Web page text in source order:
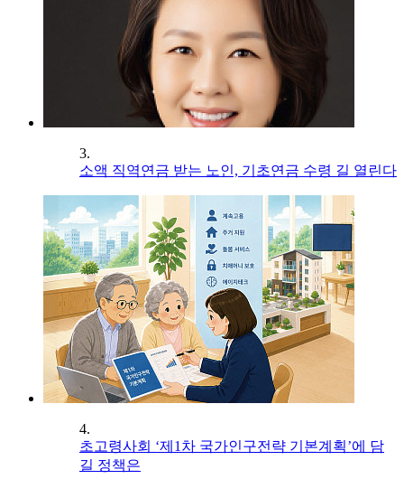
3.
소액 직역연금 받는 노인, 기초연금 수령 길 열린다
4.
초고령사회 ‘제1차 국가인구전략 기본계획’에 담
길 정책은